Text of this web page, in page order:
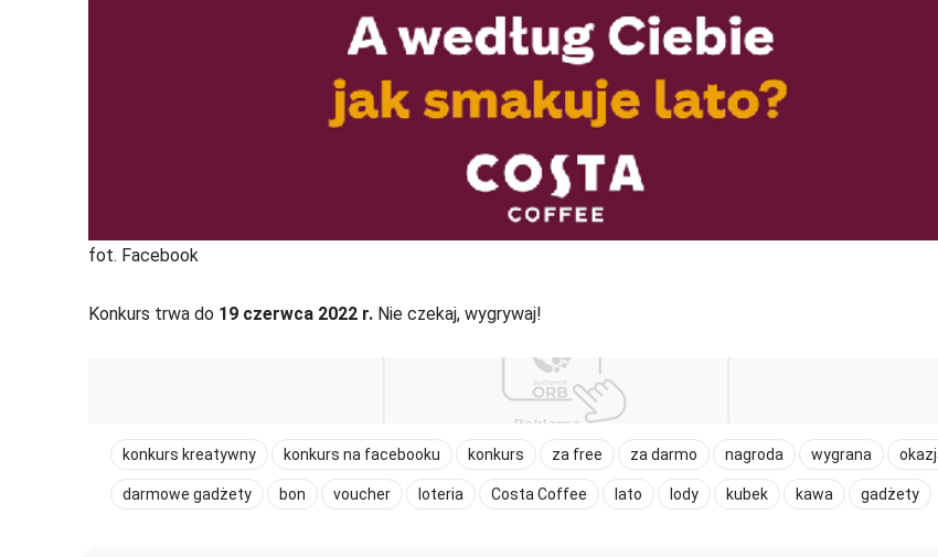
fot. Facebook
Konkurs trwa do 19 czerwca 2022 r. Nie czekaj, wygrywaj!
konkurs kreatywny konkurs na facebooku konkurs za free za darmo nagroda wygrana
darmowe gadżety bon voucher loteria Costa Coffee lato lody kubek kawa gadżety